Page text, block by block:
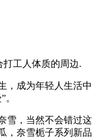
工人体质的周边.
，成为年轻人生活中
。
雪，当然不会错过
，奈雪栀子系列新